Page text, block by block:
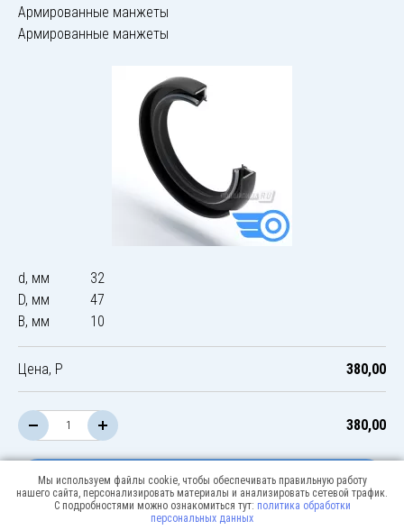
Армированные манжеты
Армированные манжеты
d, мм
32
D, мм
47
B, мм
10
Цена, Р 380,00
380,00
В корзину
Мы используем файлы cookie, чтобы обеспечивать правильную работу
нашего сайта, персонализировать материалы и анализировать сетевой трафик.
С подробностями можно ознакомиться тут: политика обработки
персональных данных